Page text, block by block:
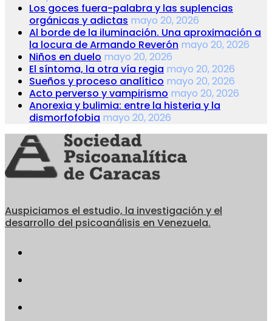
Los goces fuera-palabra y las suplencias
orgánicas y adictas mayo 20, 2026
Al borde de la iluminación. Una aproximación a
la locura de Armando Reverón mayo 20, 2026
Niños en duelo mayo 20, 2026
El síntoma, la otra vía regia mayo 20, 2026
Sueños y proceso analítico mayo 20, 2026
Acto perverso y vampirismo mayo 20, 2026
Anorexia y bulimia: entre la histeria y la
dismorfofobia mayo 20, 2026
Auspiciamos el estudio, la investigación y el
desarrollo del psicoanálisis en Venezuela.